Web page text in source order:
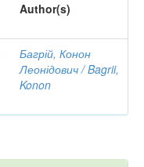
Author(s)
Багрій, Конон
Леонідович / Bagrii,
Konon